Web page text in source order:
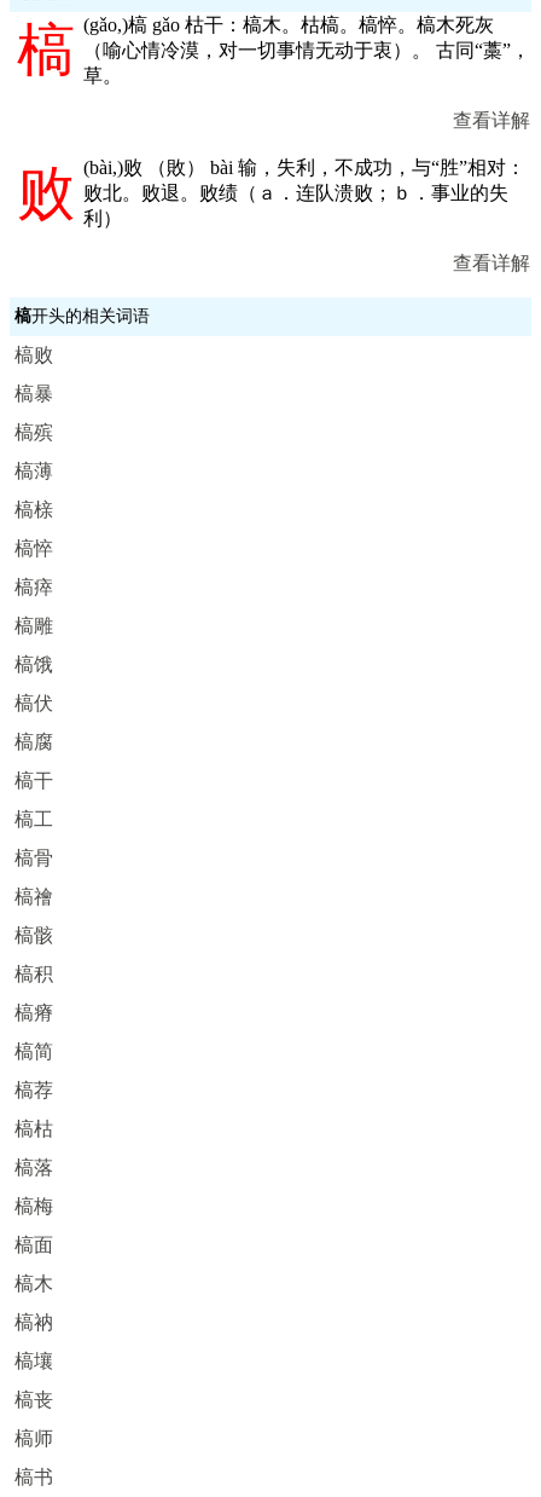
槁 (gǎo,)槁 gǎo 枯干：槁木。枯槁。槁悴。槁木死灰
（喻心情冷漠，对一切事情无动于衷）。 古同“藁”，
草。
查看详解
败 (bài,)败 （敗） bài 输，失利，不成功，与“胜”相对：
败北。败退。败绩（ａ．连队溃败；ｂ．事业的失
利）
查看详解
槁开头的相关词语
槁败
槁暴
槁殡
槁薄
槁榇
槁悴
槁瘁
槁雕
槁饿
槁伏
槁腐
槁干
槁工
槁骨
槁禬
槁骸
槁积
槁瘠
槁简
槁荐
槁枯
槁落
槁梅
槁面
槁木
槁衲
槁壤
槁丧
槁师
槁书